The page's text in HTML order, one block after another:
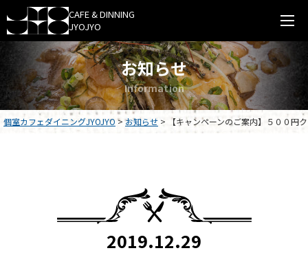
CAFE & DINNING
JYOJYO0276-38-4477
HOME
お知らせ
お知らせ
Information
個室カフェダイニングJYOJYO >お知らせ > 【キャンペーンのご案内】５００円
2019.12.29